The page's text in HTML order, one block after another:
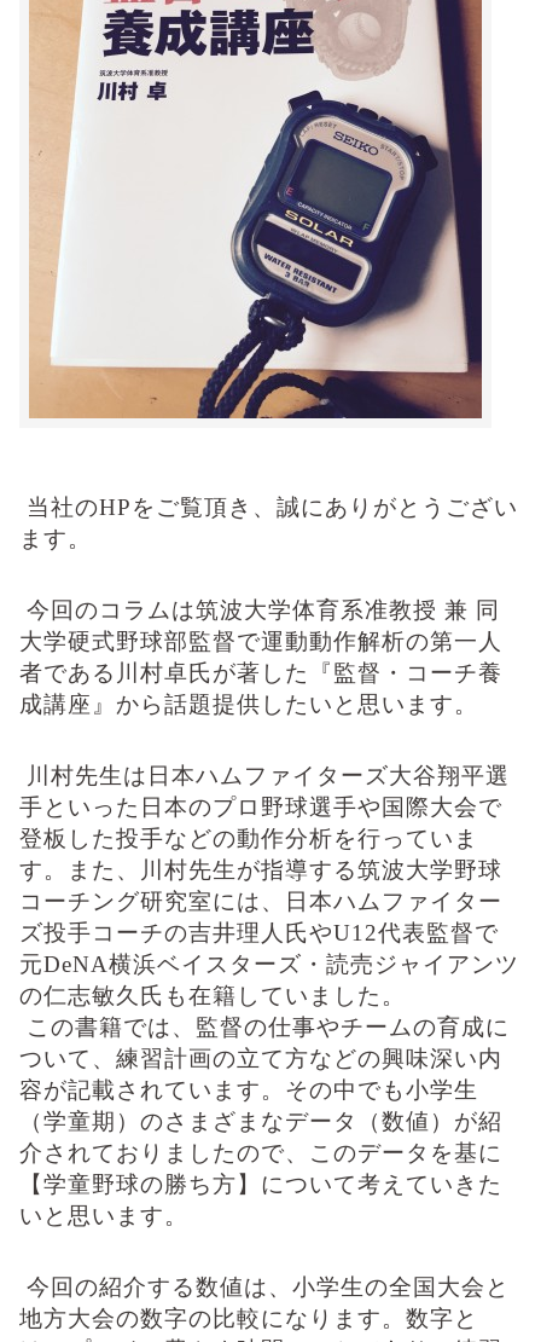
当社のHPをご覧頂き、誠にありがとうござい
ます。
今回のコラムは筑波大学体育系准教授 兼 同
大学硬式野球部監督で運動動作解析の第一人
者である川村卓氏が著した『監督・コーチ養
成講座』から話題提供したいと思います。
川村先生は日本ハムファイターズ大谷翔平選
手といった日本のプロ野球選手や国際大会で
登板した投手などの動作分析を行っていま
す。また、川村先生が指導する筑波大学野球
コーチング研究室には、日本ハムファイター
ズ投手コーチの吉井理人氏やU12代表監督で
元DeNA横浜ベイスターズ・読売ジャイアンツ
の仁志敏久氏も在籍していました。
この書籍では、監督の仕事やチームの育成に
ついて、練習計画の立て方などの興味深い内
容が記載されています。その中でも小学生
（学童期）のさまざまなデータ（数値）が紹
介されておりましたので、このデータを基に
【学童野球の勝ち方】について考えていきた
いと思います。
今回の紹介する数値は、小学生の全国大会と
地方大会の数字の比較になります。数字と